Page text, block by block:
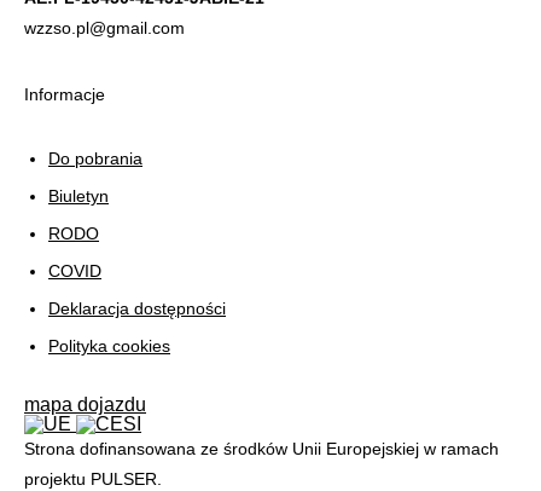
wzzso.pl@gmail.com
Informacje
Do pobrania
Biuletyn
RODO
COVID
Deklaracja dostępności
Polityka cookies
mapa dojazdu
Strona dofinansowana ze środków Unii Europejskiej w ramach
projektu PULSER.